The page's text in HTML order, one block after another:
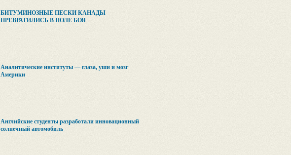
БИТУМИНОЗНЫЕ ПЕСКИ КАНАДЫ
ПРЕВРАТИЛИСЬ В ПОЛЕ БОЯ
Аналитические институты — глаза, уши и мозг
Америки
Английские студенты разработали инновационный
солнечный автомобиль